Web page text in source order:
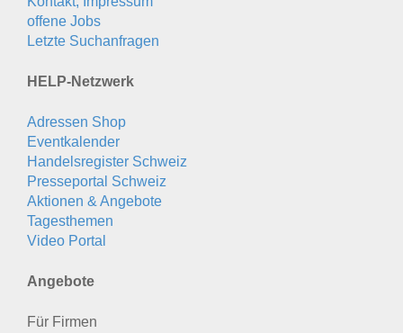
offene Jobs
Letzte Suchanfragen
HELP-Netzwerk
Adressen Shop
Eventkalender
Handelsregister Schweiz
Presseportal Schweiz
Aktionen & Angebote
Tagesthemen
Video Portal
Angebote
Für Firmen